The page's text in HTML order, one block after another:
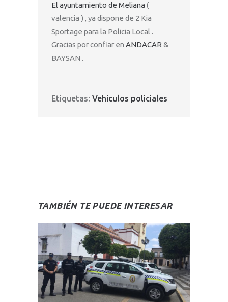
El ayuntamiento de Meliana(
valencia ) , ya dispone de 2 Kia
Sportage para la Policia Local .
Gracias por confiar en ANDACAR&
BAYSAN .
Etiquetas: Vehiculos policiales
TAMBIÉN TE PUEDE INTERESAR